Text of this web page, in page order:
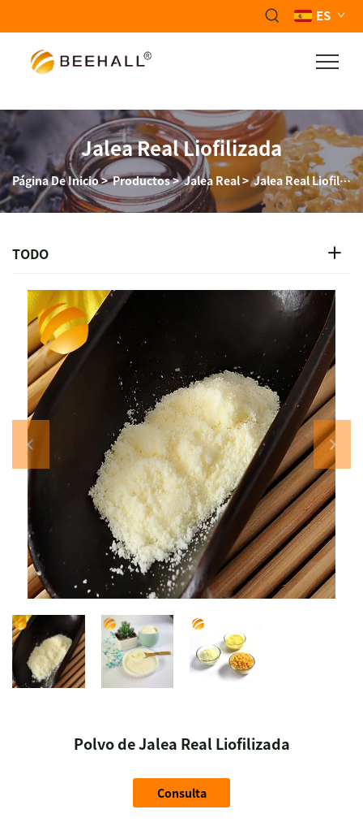
ES
Jalea Real Liofilizada
Página De Inicio>Productos>Jalea Real>Jalea Real Liofilizada
TODO
Polvo de Jalea Real Liofilizada
Consulta